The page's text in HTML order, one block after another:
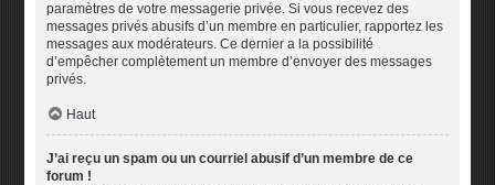
paramètres de votre messagerie privée. Si vous recevez des
messages privés abusifs d’un membre en particulier, rapportez les
messages aux modérateurs. Ce dernier a la possibilité
d’empêcher complètement un membre d’envoyer des messages
privés.
Haut
J’ai reçu un spam ou un courriel abusif d’un membre de ce
forum !